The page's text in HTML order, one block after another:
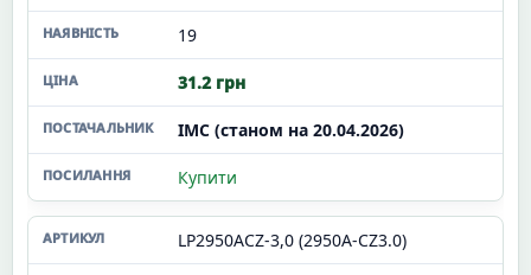
19
31.2 грн
ІМС (станом на 20.04.2026)
Купити
LP2950ACZ-3,0 (2950A-CZ3.0)